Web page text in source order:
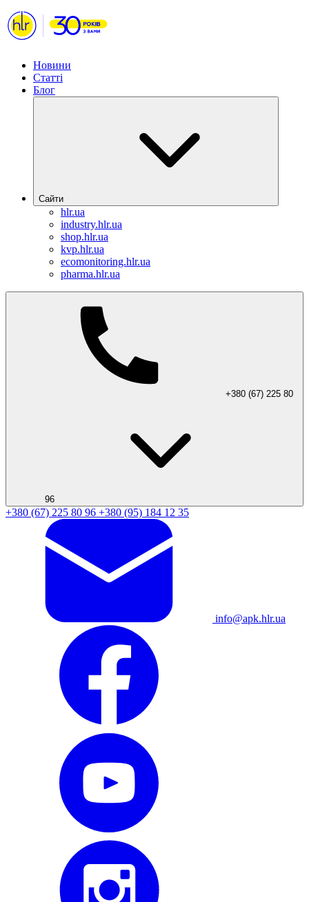
Новини
Статті
Блог
Сайти
hlr.ua
industry.hlr.ua
shop.hlr.ua
kvp.hlr.ua
ecomonitoring.hlr.ua
pharma.hlr.ua
+380 (67) 225 80
96
+380 (67) 225 80 96 +380 (95) 184 12 35
info@apk.hlr.ua